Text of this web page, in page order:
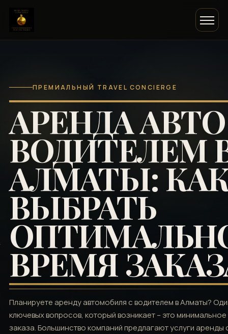
ПРЕМИАЛЬНЫЙ TRAVEL CONCIERGE
АРЕНДА
ВОДИТЕЛЕМ
АЛМАТЫ:
ВЫБРАТЬ
ВРЕМЯ
Планируете аренду автомобиля с водителем в Алматы?
ключевых вопросов, который возникает – это
заказа. Большинство компаний предлагают услуги аренды